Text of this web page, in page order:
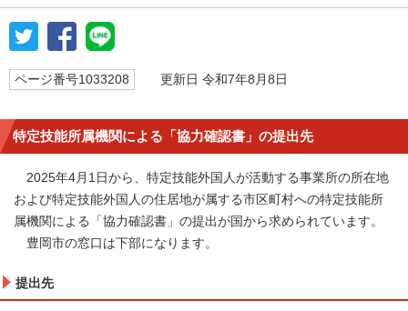
ページ番号1033208 更新日 令和7年8月8日
特定技能所属機関による「協力確認書」の提出先
2025年4月1日から、特定技能外国人が活動する事業所の所在地
および特定技能外国人の住居地が属する市区町村への特定技能所
属機関による「協力確認書」の提出が国から求められています。
豊岡市の窓口は下部になります。
提出先